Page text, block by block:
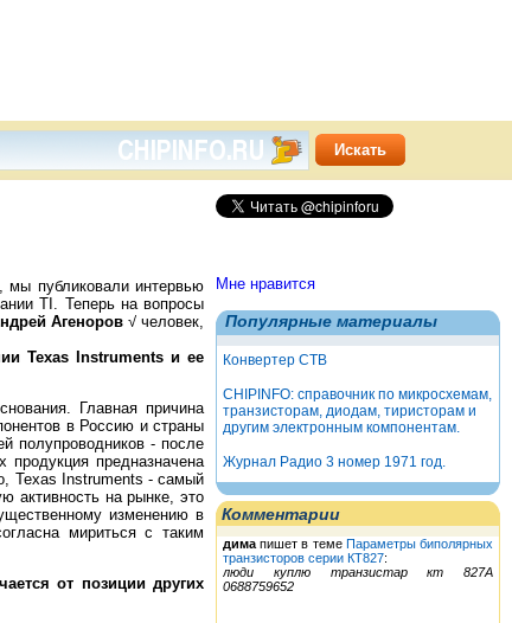
Мне нравится
Популярные материалы
Конвертер СТВ
CHIPINFO: справочник по микросхемам,
транзисторам, диодам, тиристорам и
другим электронным компонентам.
Журнал Радио 3 номер 1971 год.
Комментарии
дима пишет в теме Параметры биполярных
транзисторов серии КТ827:
люди куплю транзистар кт 827А
0688759652
, мы публиковали интервью
TI. Теперь на вопросы
Агеноров√ человек,
Texas Instruments и ее
Главная причина
в Россию и страны
полупроводников - после
предназначена
Texas Instruments - самый
активность на рынке, это
изменению в
мириться с таким
от позиции других